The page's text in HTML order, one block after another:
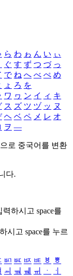
ら わ ゎ ん い ぃ
ぐ す ず つ づ っ
で ね へ べ ぺ め
ょ ろ を
ワ ヮ ン イ ィ キ
ス ズ ツ ヅ ッ ヌ
ヘ ベ ペ メ レ オ
ヲ ―
로 중국어를 변환
다.
력하시고 space를
시고 space를 누르
ㅴ ㅵ ㅶ ㅷ ㅸ
ㅹ
ㆉ ㆊ ㆋ ㆌ ㆍ
ㆎ